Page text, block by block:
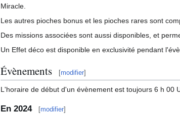
Miracle.
Les autres pioches bonus et les pioches rares sont
Des missions associées sont aussi disponibles, et
Un Effet déco est disponible en exclusivité pendant
Évènements [modifier]
L'horaire de début d'un évènement est toujours 6 h 00
En 2024 [modifier]